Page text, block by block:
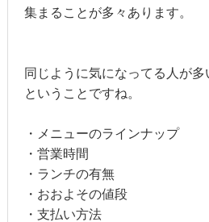
集まることが多々あります。
同じように気になってる人が多
ということですね。
・メニューのラインナップ
・営業時間
・ランチの有無
・おおよその値段
・支払い方法